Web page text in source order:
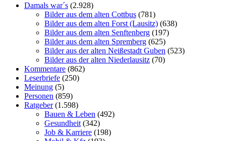
Damals war´s (2.928)
Bilder aus dem alten Cottbus (781)
Bilder aus dem alten Forst (Lausitz) (638)
Bilder aus dem alten Senftenberg (197)
Bilder aus dem alten Spremberg (625)
Bilder aus der alten Neißestadt Guben (523)
Bilder aus der alten Niederlausitz (70)
Kommentare (862)
Leserbriefe (250)
Meinung (5)
Personen (859)
Ratgeber(1.598)
Bauen & Leben (492)
Gesundheit (342)
Job & Karriere (198)